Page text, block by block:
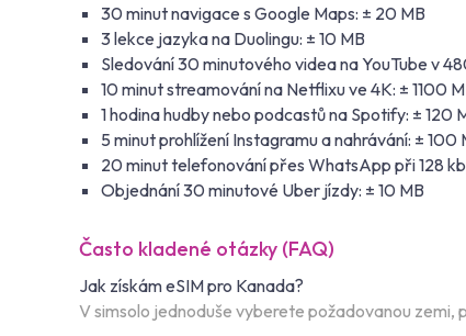
30 minut navigace s Google Maps: ± 20 MB
3 lekce jazyka na Duolingu: ± 10 MB
Sledování 30 minutového videa na YouTube v
10 minut streamování na Netflixu ve 4K: ± 1100
1 hodina hudby nebo podcastů na Spotify: ± 120
5 minut prohlížení Instagramu a nahrávání: ± 100
20 minut telefonování přes WhatsApp při 128
Objednání 30 minutové Uber jízdy: ± 10 MB
Často kladené otázky (FAQ)
Jak získám eSIM pro Kanada?
V simsolo jednoduše vyberete požadovanou zemi,